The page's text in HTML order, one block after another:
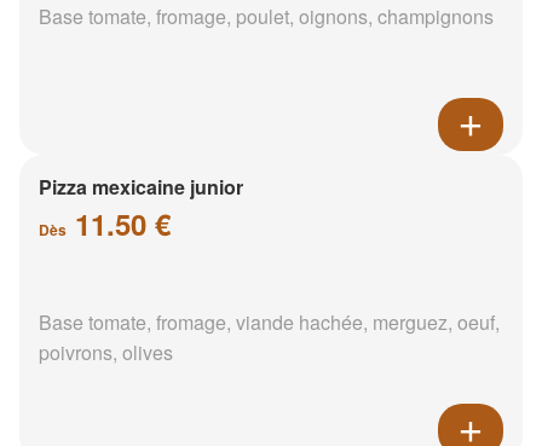
Base tomate, fromage, poulet, oignons, champignons
Pizza mexicaine junior
Dès 11.50 €
Base tomate, fromage, viande hachée, merguez, oeuf,
poivrons, olives